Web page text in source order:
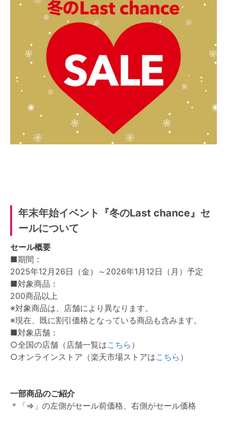
年末年始イベント『冬のLast chance』セ
ールについて
セール概要
■期間：
2025年12月26日（金）～2026年1月12日（月）予定
■対象商品：
200商品以上
※対象商品は、店舗により異なります。
※現在、既に割引価格となっている商品も含みます。
■対象店舗：
○全国の店舗（店舗一覧はこちら ）
○オンラインストア（楽天市場ストアはこちら ）
一部商品のご紹介
＊「⇒」の左側がセール前価格、右側がセール価格